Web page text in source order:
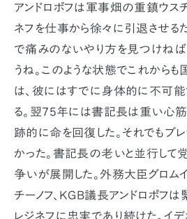
アンドロポフは軍事畑の重鎮ウスチ
ネフを仕事から徐々に引退させる
で痛みのないやり方を見つけねば
うね。このような状態でこれからも
は、彼にはすでに身体的に不可能
る。翌75年には書記長は重い心
跡的に命を回復した。それでもブ
かった。書記長の老いと並行して
争いが展開した。外務大臣グロム
チーノフ、KGB議長アンドロポフは
レジネフに忠実であり続けた。イ